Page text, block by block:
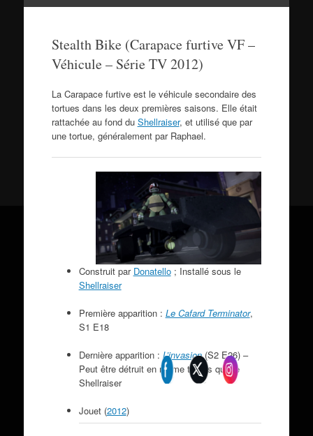
contenuStealth Bike (Carapace furtive VF –
Véhicule – Série TV 2012)
La Carapace furtive est le véhicule secondaire des
tortues dans les deux premières saisons. Elle était
rattachée au fond du Shellraiser, et utilisé que par
une tortue, généralement par Raphael.
Construit par Donatello; Installé sous le
Shellraiser
Première apparition : Le Cafard Terminator,
S1 E18
Dernière apparition :L’invasion(S2 E26) –
Peut être détruit en même temps que le
Shellraiser
Jouet (2012)